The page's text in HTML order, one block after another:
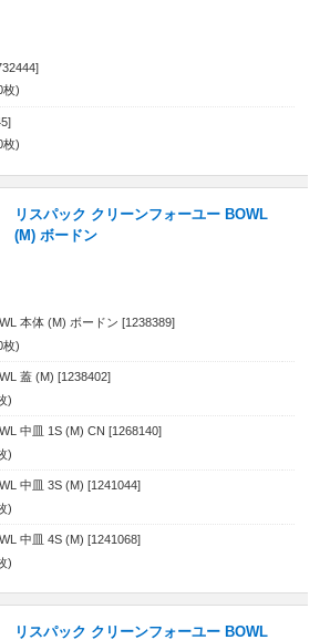
枚
枚
リスパック クリーンフォーユー BOWL
(M) ボードン
本体 (M) ボードン [1238389]
枚
蓋 (M) [1238402]
中皿 1S (M) CN [1268140]
中皿 3S (M) [1241044]
中皿 4S (M) [1241068]
リスパック クリーンフォーユー BOWL